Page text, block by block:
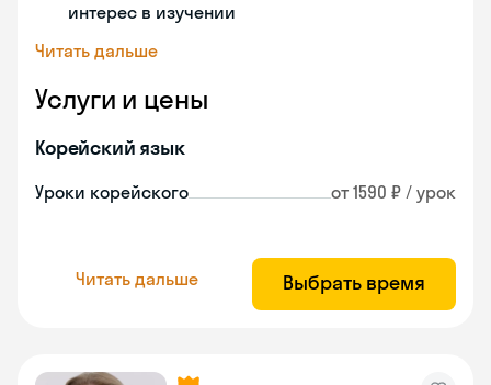
интерес в изучении
Читать дальше
Услуги и цены
Корейский язык
Уроки корейского от 1590 ₽ / урок
Читать дальше Выбрать время